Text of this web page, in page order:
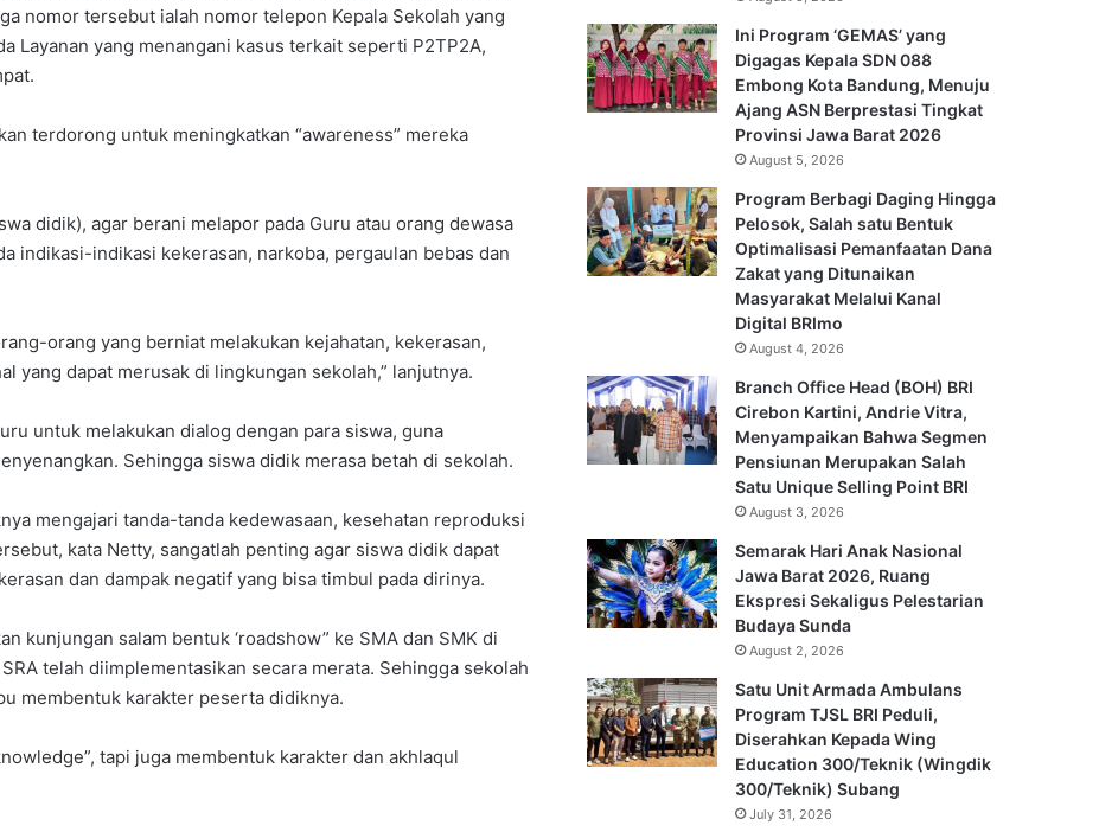
nomor tersebut ialah nomor telepon Kepala Sekolah yang
Layanan yang menangani kasus terkait seperti P2TP2A,
terdorong untuk meningkatkan “awareness” mereka
didik), agar berani melapor pada Guru atau orang dewasa
indikasi-indikasi kekerasan, narkoba, pergaulan bebas dan
orang yang berniat melakukan kejahatan, kekerasan,
yang dapat merusak di lingkungan sekolah,” lanjutnya.
untuk melakukan dialog dengan para siswa, guna
Sehingga siswa didik merasa betah di sekolah.
mengajari tanda-tanda kedewasaan, kesehatan reproduksi
kata Netty, sangatlah penting agar siswa didik dapat
dan dampak negatif yang bisa timbul pada dirinya.
kunjungan salam bentuk ‘roadshow” ke SMA dan SMK di
telah diimplementasikan secara merata. Sehingga sekolah
membentuk karakter peserta didiknya.
tapi juga membentuk karakter dan akhlaqul
Ini Program ‘GEMAS’ yang
Digagas Kepala SDN 088
Embong Kota Bandung, Menuju
Ajang ASN Berprestasi Tingkat
Provinsi Jawa Barat 2026
August 5, 2026
Program Berbagi Daging Hingga
Pelosok, Salah satu Bentuk
Optimalisasi Pemanfaatan Dana
Zakat yang Ditunaikan
Masyarakat Melalui Kanal
Digital BRImo
August 4, 2026
Branch Office Head (BOH) BRI
Cirebon Kartini, Andrie Vitra,
Menyampaikan Bahwa Segmen
Pensiunan Merupakan Salah
Satu Unique Selling Point BRI
August 3, 2026
Semarak Hari Anak Nasional
Jawa Barat 2026, Ruang
Ekspresi Sekaligus Pelestarian
Budaya Sunda
August 2, 2026
Satu Unit Armada Ambulans
Program TJSL BRI Peduli,
Diserahkan Kepada Wing
Education 300/Teknik (Wingdik
300/Teknik) Subang
July 31, 2026